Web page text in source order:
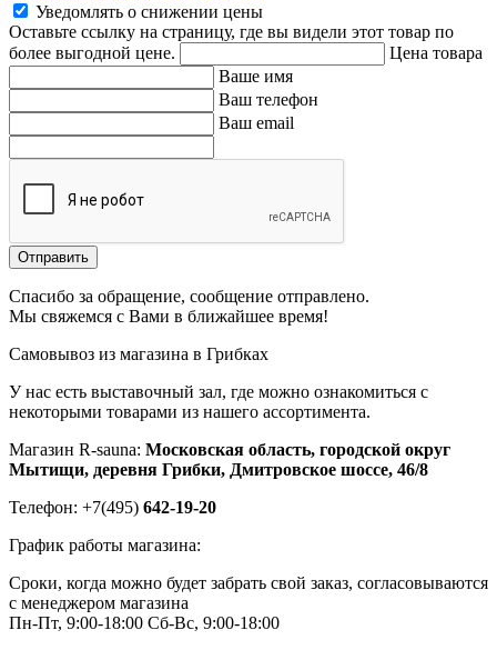
Уведомлять о снижении цены
Оставьте ссылку на страницу, где вы видели этот товар по
более выгодной цене.
Цена товара
Ваше имя
Ваш телефон
Ваш email
Отправить
Спасибо за обращение, сообщение отправлено.
Мы свяжемся с Вами в ближайшее время!
Самовывоз из магазина в Грибках
У нас есть выставочный зал, где можно ознакомиться с
некоторыми товарами из нашего ассортимента.
Магазин R-sauna: Московская область, городской округ
Мытищи, деревня Грибки, Дмитровское шоссе, 46/8
Телефон: +7(495) 642-19-20
График работы магазина:
Сроки, когда можно будет забрать свой заказ, согласовываются
с менеджером магазина
Пн-Пт, 9:00-18:00 Сб-Вс, 9:00-18:00